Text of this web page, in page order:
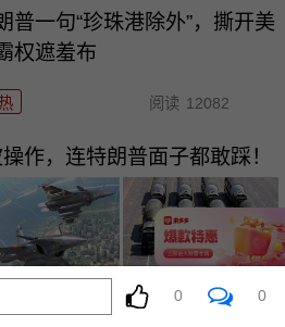
普一句“珍珠港除外”，撕开美
权遮羞布
阅读 12082
作，连特朗普面子都敢踩！
7506 08-04
0 0